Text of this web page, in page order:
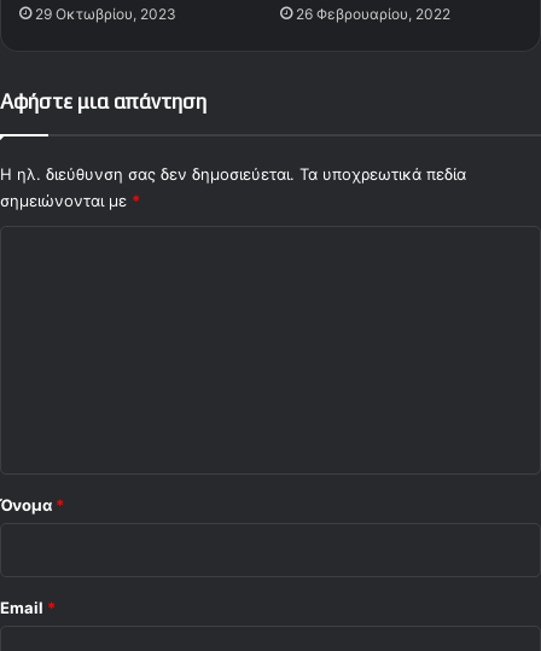
29 Οκτωβρίου, 2023 26 Φεβρουαρίου, 2022
Αφήστε μια απάντηση
Η ηλ. διεύθυνση σας δεν δημοσιεύεται. Τα υποχρεωτικά πεδία
σημειώνονται με *
Όνομα *
Email *